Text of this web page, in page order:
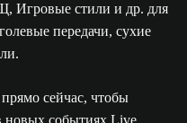
стили и др. для
передачи, сухие
сейчас, чтобы
новых событиях Live,